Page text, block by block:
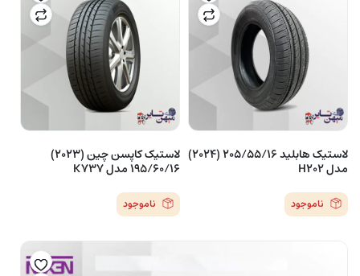
لاستیک هابلید 205/55/16 (2024)
مدل H202
ناموجود
لاستیک کاپسن چین (2023)
195/60/16 مدل K737
ناموجود